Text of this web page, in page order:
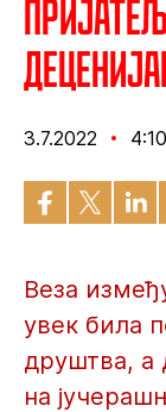
3.7.2022 4:10
Веза
увек била
друштва, а
на